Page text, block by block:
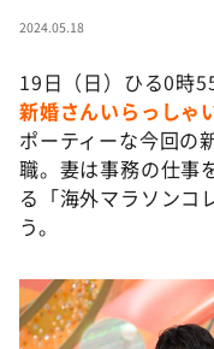
これ余談なんです
て真剣です
探偵！ナイトス
news おかえり
河合＆A.B.C-Z塚
（news おかえり
本日はダイアン
朝だ！生です旅サ
2024.05.18
19日（日）ひる0時
新婚さんいらっしゃ
ポーティーな今回の
職。妻は事務の仕事
る「海外マラソンコ
う。